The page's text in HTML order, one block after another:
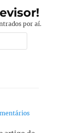
por aí.